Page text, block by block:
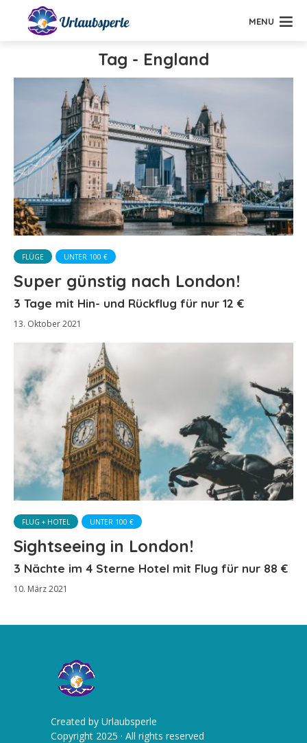
MENU
Tag - England
FLÜGE UNTER 100 €
Super günstig nach London!
3 Tage mit Hin- und Rückflug für nur 12 €
13. Oktober 2021
FLUG + HOTEL UNTER 100 €
Sightseeing in London!
3 Nächte im 4 Sterne Hotel mit Flug für nur 88 €
10. März 2021
Created by Urlaubsperle
Copyright 2025 · All rights reserved